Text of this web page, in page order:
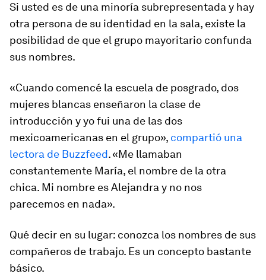
Si usted es de una minoría subrepresentada y hay
otra persona de su identidad en la sala, existe la
posibilidad de que el grupo mayoritario confunda
sus nombres.
«Cuando comencé la escuela de posgrado, dos
mujeres blancas enseñaron la clase de
introducción y yo fui una de las dos
mexicoamericanas en el grupo», compartió una
lectora de Buzzfeed. «Me llamaban
constantemente María, el nombre de la otra
chica. Mi nombre es Alejandra y no nos
parecemos en nada».
Qué decir en su lugar: conozca los nombres de sus
compañeros de trabajo. Es un concepto bastante
básico.